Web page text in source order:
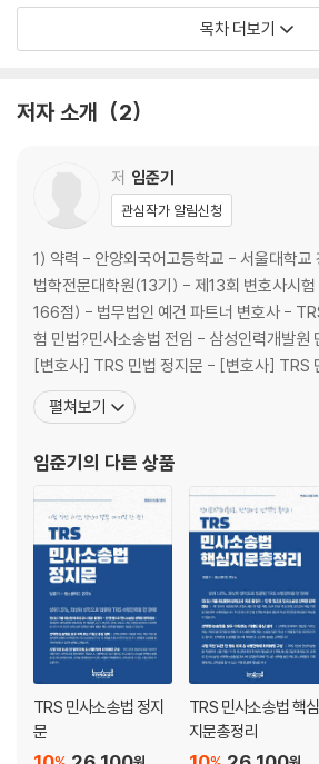
제1절 당사자확정 38
제3편 제1심 소송절차 / 91
제1절 소의 의의와 종류 92
제2절 소송요건 98
제3절 소의 이익 102
제4절 소송물 113
제5절 소의 제기 116
제2장 소제기 효과 124
제3장 변 론 136
제1절 변론의 의의와 종류 136
제3절 변론의 준비 165
제4절 변론의 내용과 소송행위 168
제5절 변론의 실시 184
(이하생략)
제4장 증 거 214
제1절 서 설 214
제2절 요증사실(증명의 대상) 217
제3절 불요증사실 218
제4절 증거조사 228
목차 더보기
저자 소개 2
저 임준기
관심작가 알림신청
1) 약력 - 안양외국어고등학교 - 서울대학교
법학전문대학원(13기) - 제13회 변호사시
166점) - 법무법인 예건 파트너 변호사 -
험 민법?민사소송법 전임 - 삼성인력개발원 민사법
[변호사] TRS 민법 정지문 - [변호사] TRS
[변호사] TRS 민사소송법 쟁점답안지 - [공
문의 맥 - [공인노무사] 민법 정지문의 맥 - [
펼쳐보기
임준기 의 다른 상품
TRS 민사소송법 정지
문
TRS 민사소송법 핵심
지문총정리